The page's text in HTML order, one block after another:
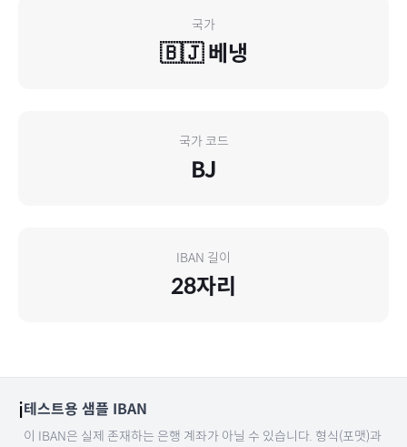
국가
🇧🇯 베냉
국가 코드
BJ
IBAN 길이
28자리
ℹ️테스트용 샘플 IBAN
이 IBAN은 실제 존재하는 은행 계좌가 아닐 수 있습니다. 형식(포맷)과